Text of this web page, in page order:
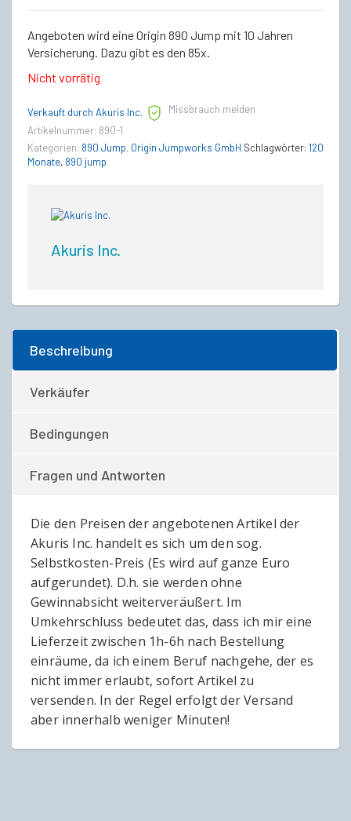
Angeboten wird eine Origin 890 Jump mit 10 Jahren
Versicherung. Dazu gibt es den 85x.
Nicht vorrätig
Verkauft durch Akuris Inc.
Missbrauch melden
Artikelnummer: 890-1
Kategorien: 890 Jump, Origin Jumpworks GmbH Schlagwörter: 120
Monate, 890 jump
Akuris Inc.
Beschreibung
Verkäufer
Bedingungen
Fragen und Antworten
Die den Preisen der angebotenen Artikel der
Akuris Inc. handelt es sich um den sog.
Selbstkosten-Preis (Es wird auf ganze Euro
aufgerundet). D.h. sie werden ohne
Gewinnabsicht weiterveräußert. Im
Umkehrschluss bedeutet das, dass ich mir eine
Lieferzeit zwischen 1h-6h nach Bestellung
einräume, da ich einem Beruf nachgehe, der es
nicht immer erlaubt, sofort Artikel zu
versenden. In der Regel erfolgt der Versand
aber innerhalb weniger Minuten!